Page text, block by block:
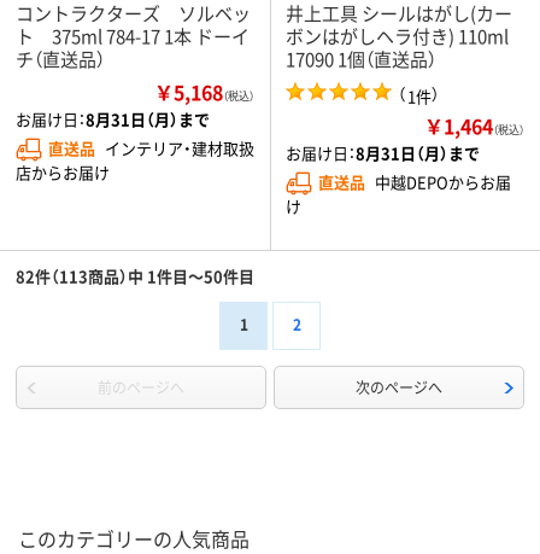
コントラクターズ ソルベッ
ト 375ml 784-17 1本 ドーイ
チ（直送品）
￥5,168（税込）
お届け日：8月31日（月）まで
直送品 インテリア・建材取扱
店からお届け
井上工具 シールはがし(カー
ボンはがしヘラ付き) 110ml
17090 1個（直送品）
（1件）
￥1,464（税込）
お届け日：8月31日（月）まで
直送品 中越DEPOからお届
け
82件（113商品）中 1件目～50件目
1 2
前のページへ 次のページへ
このカテゴリーの人気商品